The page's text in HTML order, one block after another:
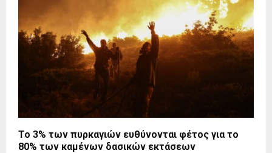
Το 3% των πυρκαγιών ευθύνονται φέτος για το
80% των καμένων δασικών εκτάσεων